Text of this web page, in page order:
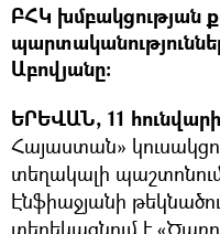
ԲՀԿ խմբակցության
Աբովյանը:
ԵՐԵՎԱՆ, 11
Հայաստան»
տեղակալի
Էնֆիաջյանի
տեղեկացնում է